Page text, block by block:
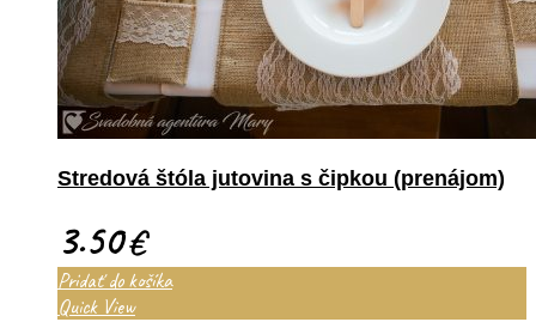
Stredová štóla jutovina s čipkou (prenájom)
3.50€
Pridať do košíka
Quick View